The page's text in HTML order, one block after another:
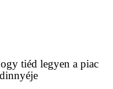
tiéd legyen a piac